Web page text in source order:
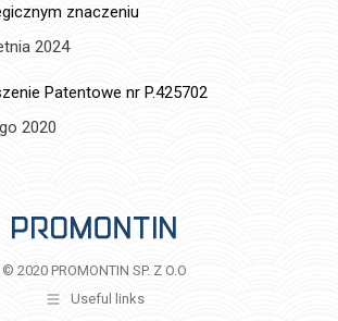
znaczeniu
2024
Patentowe nr P.425702
2020
© 2020 PROMONTIN SP. Z O.O
Useful links